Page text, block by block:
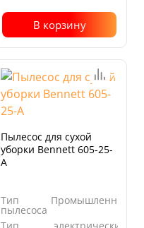
В корзину
Пылесос для сухой
уборки Bennett 605-25-
A
Тип
пылесоса
Промышленный